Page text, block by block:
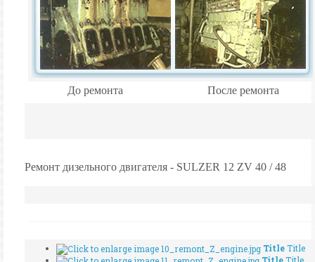
До ремонта После ремонта
Ремонт дизельного двигателя - SULZER 12 ZV 40 / 48
TitleTitle